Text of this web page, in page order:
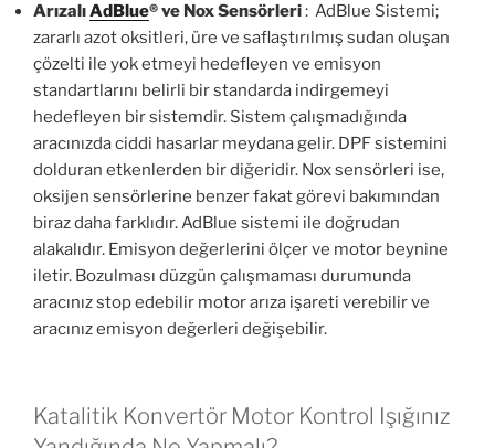
ArızalıAdBlue®ve Nox Sensörleri: AdBlue Sistemi;
zararlı azot oksitleri, üre ve saflaştırılmış sudan oluşan
çözelti ile yok etmeyi hedefleyen ve emisyon
standartlarını belirli bir standarda indirgemeyi
hedefleyen bir sistemdir. Sistem çalışmadığında
aracınızda ciddi hasarlar meydana gelir. DPF sistemini
dolduran etkenlerden bir diğeridir. Nox sensörleri ise,
oksijen sensörlerine benzer fakat görevi bakımından
biraz daha farklıdır. AdBlue sistemi ile doğrudan
alakalıdır. Emisyon değerlerini ölçer ve motor beynine
iletir. Bozulması düzgün çalışmaması durumunda
aracınız stop edebilir motor arıza işareti verebilir ve
aracınız emisyon değerleri değişebilir.
Katalitik Konvertör Motor Kontrol Işığınız